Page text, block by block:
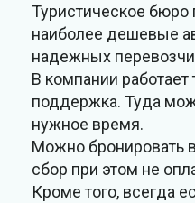
Туристическое бюро
наиболее дешевые
надежных
В компании работает
поддержка. Туда
нужное время.
Можно бронировать
сбор при этом не
Кроме того, всегда